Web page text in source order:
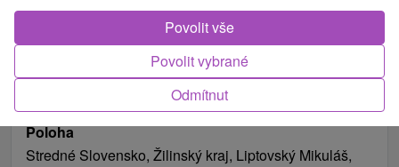
Poloha
Stredné Slovensko, Žilinský kraj, Liptovský Mikuláš,
Odmítnut
Povolit vybrané
Povolit vše